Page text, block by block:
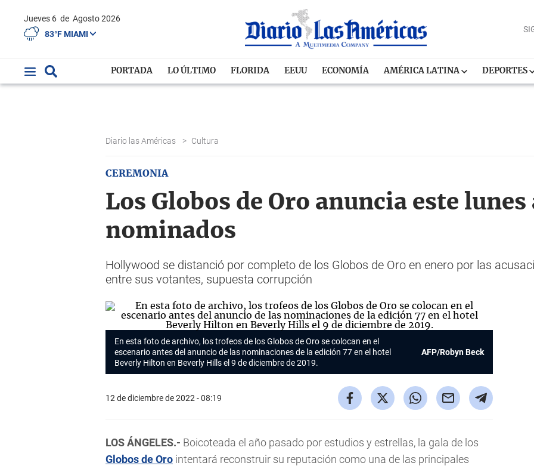
Jueves 6 de Agosto 2026
83°F MIAMI
PORTADA LO ÚLTIMO FLORIDA EEUU ECONOMÍA AMÉRICA LATINA DEPORTES
Diario las Américas > Cultura
CEREMONIA
Los Globos de Oro anuncia este lunes
nominados
Hollywood se distanció por completo de los Globos de Oro en enero por las
entre sus votantes, supuesta corrupción
En esta foto de archivo, los trofeos de losGlobos de Orose colocan en el
escenario antes del anuncio de las nominaciones de la edición 77 en el hotel
Beverly Hilton en Beverly Hills el 9 de diciembre de 2019.
AFP/Robyn Beck
12 de diciembre de 2022 - 08:19
LOS ÁNGELES.- Boicoteada el año pasado por estudios y estrellas, la gala de los
Globos de Oro intentará reconstruir su reputación como una de las principales